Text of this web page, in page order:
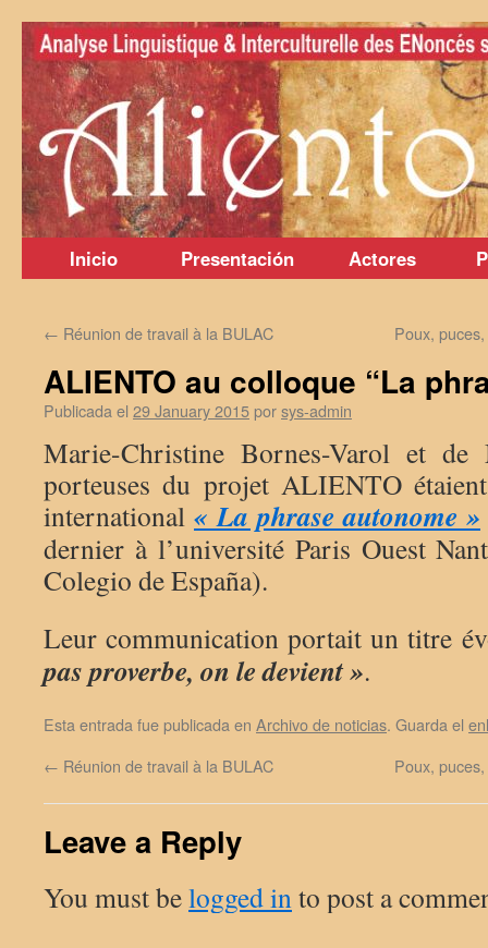
Saltar
contenido
Inicio Presentación Actores
← Réunion de travail à la BULAC Poux,
ALIENTO au colloque “La
Publicada el 29 January 2015porsys-admin
Marie-Christine Bornes-Varol et
porteuses du projet ALIENTO
international « La phrase autonome »
dernier à l’université Paris Ouest
Colegio de España).
Leur communication portait un titre
pas proverbe, on le devient ».
Esta entrada fue publicada en Archivo de noticias. Guarda el
← Réunion de travail à la BULAC Poux,
Leave a Reply
You must belogged into post a